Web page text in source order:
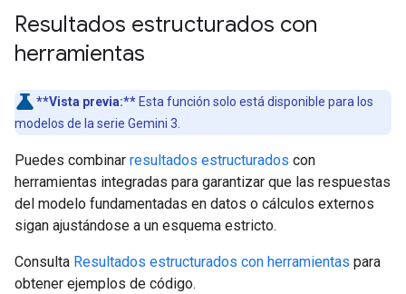
Resultados estructurados con
herramientas
**Vista previa:** Esta función solo está disponible para los
modelos de la serie Gemini 3.
Puedes combinar resultados estructurados con
herramientas integradas para garantizar que las respuestas
del modelo fundamentadas en datos o cálculos externos
sigan ajustándose a un esquema estricto.
Consulta Resultados estructurados con herramientas para
obtener ejemplos de código.